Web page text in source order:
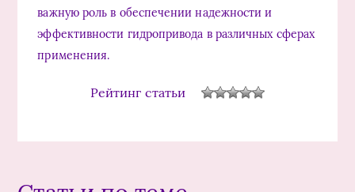
важную роль в обеспечении надежности и
эффективности гидропривода в различных сферах
применения.
Рейтинг статьи